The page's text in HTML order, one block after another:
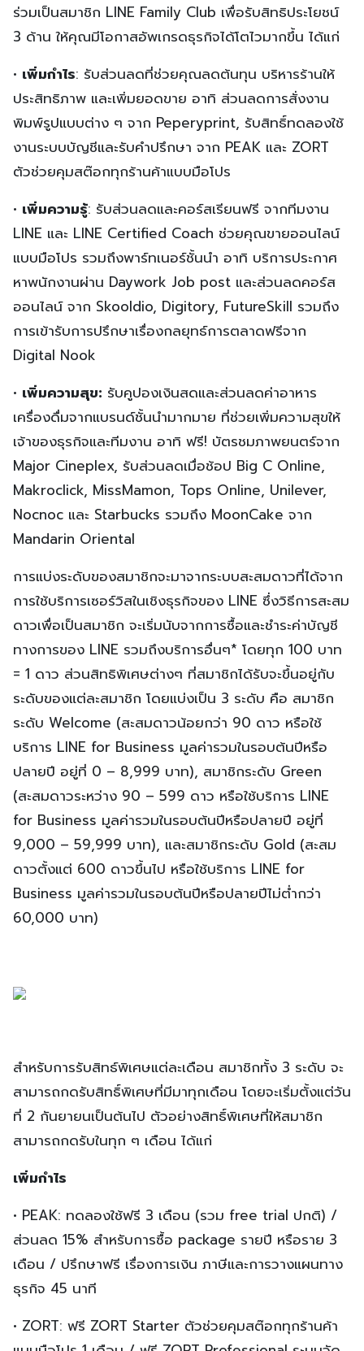
ร่วมเป็นสมาชิก LINE Family Club เพื่อรับสิทธิประโยชน์
3 ด้าน ให้คุณมีโอกาสอัพเกรดธุรกิจได้โตไวมากขึ้น ได้แก่
• เพิ่มกำไร: รับส่วนลดที่ช่วยคุณลดต้นทุน บริหารร้านให้
ประสิทธิภาพ และเพิ่มยอดขาย อาทิ ส่วนลดการสั่งงาน
พิมพ์รูปแบบต่าง ๆ จาก Peperyprint, รับสิทธิ์ทดลองใช้
งานระบบบัญชีและรับคำปรึกษา จาก PEAK และ ZORT
ตัวช่วยคุมสต๊อกทุกร้านค้าแบบมือโปร
• เพิ่มความรู้: รับส่วนลดและคอร์สเรียนฟรี จากทีมงาน
LINE และ LINE Certified Coach ช่วยคุณขายออนไลน์
แบบมือโปร รวมถึงพาร์ทเนอร์ชั้นนำ อาทิ บริการประกาศ
หาพนักงานผ่าน Daywork Job post และส่วนลดคอร์ส
ออนไลน์ จาก Skooldio, Digitory, FutureSkill รวมถึง
การเข้ารับการปรึกษาเรื่องกลยุทธ์การตลาดฟรีจาก
Digital Nook
• เพิ่มความสุข: รับคูปองเงินสดและส่วนลดค่าอาหาร
เครื่องดื่มจากแบรนด์ชั้นนำมากมาย ที่ช่วยเพิ่มความสุขให้
เจ้าของธุรกิจและทีมงาน อาทิ ฟรี! บัตรชมภาพยนตร์จาก
Major Cineplex, รับส่วนลดเมื่อช้อป Big C Online,
Makroclick, MissMamon, Tops Online, Unilever,
Nocnoc และ Starbucks รวมถึง MoonCake จาก
Mandarin Oriental
การแบ่งระดับของสมาชิกจะมาจากระบบสะสมดาวที่ได้จาก
การใช้บริการเซอร์วิสในเชิงธุรกิจของ LINE ซึ่งวิธีการสะสม
ดาวเพื่อเป็นสมาชิก จะเริ่มนับจากการซื้อและชำระค่าบัญชี
ทางการของ LINE รวมถึงบริการอื่นๆ* โดยทุก 100 บาท
= 1 ดาว ส่วนสิทธิพิเศษต่างๆ ที่สมาชิกได้รับจะขึ้นอยู่กับ
ระดับของแต่ละสมาชิก โดยแบ่งเป็น 3 ระดับ คือ สมาชิก
ระดับ Welcome (สะสมดาวน้อยกว่า 90 ดาว หรือใช้
บริการ LINE for Business มูลค่ารวมในรอบต้นปีหรือ
ปลายปี อยู่ที่ 0 – 8,999 บาท), สมาชิกระดับ Green
(สะสมดาวระหว่าง 90 – 599 ดาว หรือใช้บริการ LINE
for Business มูลค่ารวมในรอบต้นปีหรือปลายปี อยู่ที่
9,000 – 59,999 บาท), และสมาชิกระดับ Gold (สะสม
ดาวตั้งแต่ 600 ดาวขึ้นไป หรือใช้บริการ LINE for
Business มูลค่ารวมในรอบต้นปีหรือปลายปีไม่ต่ำกว่า
60,000 บาท)
สำหรับการรับสิทธ์พิเศษแต่ละเดือน สมาชิกทั้ง 3 ระดับ จะ
สามารถกดรับสิทธิ์พิเศษที่มีมาทุกเดือน โดยจะเริ่มตั้งแต่วัน
ที่ 2 กันยายนเป็นต้นไป ตัวอย่างสิทธิ์พิเศษที่ให้สมาชิก
สามารถกดรับในทุก ๆ เดือน ได้แก่
เพิ่มกำไร
• PEAK: ทดลองใช้ฟรี 3 เดือน (รวม free trial ปกติ) /
ส่วนลด 15% สำหรับการซื้อ package รายปี หรือราย 3
เดือน / ปรึกษาฟรี เรื่องการเงิน ภาษีและการวางแผนทาง
ธุรกิจ 45 นาที
• ZORT: ฟรี ZORT Starter ตัวช่วยคุมสต๊อกทุกร้านค้า